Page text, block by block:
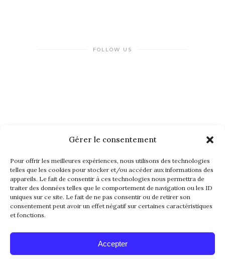
Gérer le consentement
Pour offrir les meilleures expériences, nous utilisons des technologies
telles que les cookies pour stocker et/ou accéder aux informations des
appareils. Le fait de consentir à ces technologies nous permettra de
traiter des données telles que le comportement de navigation ou les ID
uniques sur ce site. Le fait de ne pas consentir ou de retirer son
consentement peut avoir un effet négatif sur certaines caractéristiques
et fonctions.
Accepter
FOLLOW US